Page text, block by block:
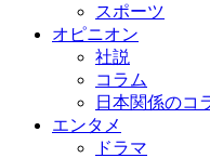
スポーツ
オピニオン
社説
コラム
日本関係のコ
エンタメ
ドラマ